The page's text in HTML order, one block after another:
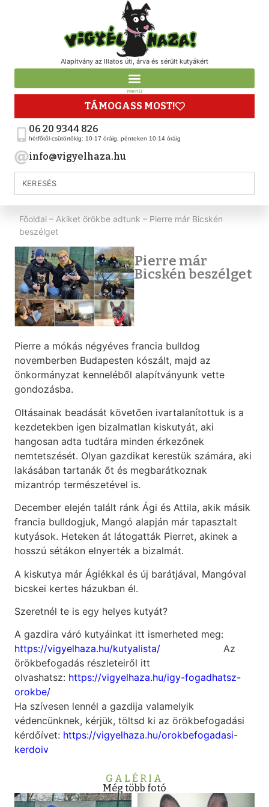
Alapítvány az Illatos úti, árva és sérült kutyákért
menü
TÁMOGASS MOST!
06 20 9344 826
hétfőtől-csütörtökig: 10-17 óráig, pénteken 10-14 óráig
info@vigyelhaza.hu
Főoldal – Akiket örökbe adtunk – Pierre már Bicskén
beszélget
Pierre már
Bicskén beszélget
Pierre a mókás négyéves francia bulldog
novemberben Budapesten kószált, majd az
önkormányzat kenneléből alapítványunk vette
gondozásba.
Oltásainak beadását követően ivartalanítottuk is a
kezdetekben igen bizalmatlan kiskutyát, aki
hangosan adta tudtára minden érkezőnek
nemtetszését. Olyan gazdikat kerestük számára, aki
lakásában tartanák őt és megbarátkoznak
mizantróp természetével is.
December elején talált ránk Ági és Attila, akik másik
francia bulldogjuk, Mangó alapján már tapasztalt
kutyások. Heteken át látogatták Pierret, akinek a
hosszú sétákon elnyerték a bizalmát.
A kiskutya már Ágiékkal és új barátjával, Mangóval
bicskei kertes házukban él.
Szeretnél te is egy helyes kutyát?
A gazdira váró kutyáinkat itt ismerheted meg:
https://vigyelhaza.hu/kutyalista/ Az
örökbefogadás részleteiről itt
olvashatsz: https://vigyelhaza.hu/igy-fogadhatsz-
orokbe/
Ha szívesen lennél a gazdija valamelyik
védencünknek, kérjük, töltsd ki az örökbefogadási
kérdőívet: https://vigyelhaza.hu/orokbefogadasi-
kerdoiv
GALÉRIA
Még több fotó